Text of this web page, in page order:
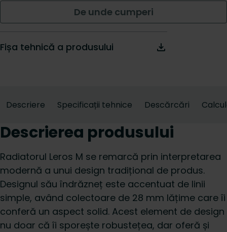
De unde cumperi
Fișa tehnică a produsului
Descriere Specificații tehnice Descărcări
Descrierea produsului
Radiatorul Leros M se remarcă prin interpretarea
modernă a unui design tradițional de produs.
Designul său îndrăzneț este accentuat de linii
simple, având colectoare de 28 mm lățime care îi
conferă un aspect solid. Acest element de design
nu doar că îi sporește robustețea, dar oferă și